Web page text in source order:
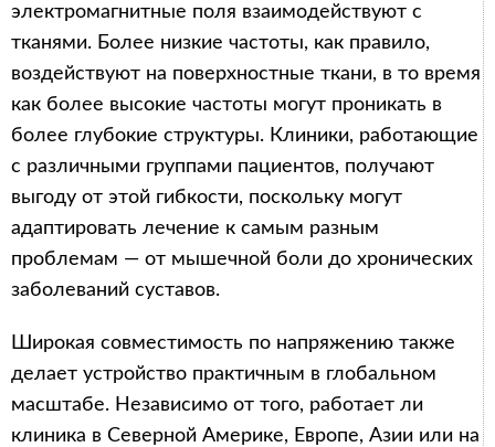
электромагнитные поля взаимодействуют с
тканями. Более низкие частоты, как правило,
воздействуют на поверхностные ткани, в то время
как более высокие частоты могут проникать в
более глубокие структуры. Клиники, работающие
с различными группами пациентов, получают
выгоду от этой гибкости, поскольку могут
адаптировать лечение к самым разным
проблемам — от мышечной боли до хронических
заболеваний суставов.
Широкая совместимость по напряжению также
делает устройство практичным в глобальном
масштабе. Независимо от того, работает ли
клиника в Северной Америке, Европе, Азии или на